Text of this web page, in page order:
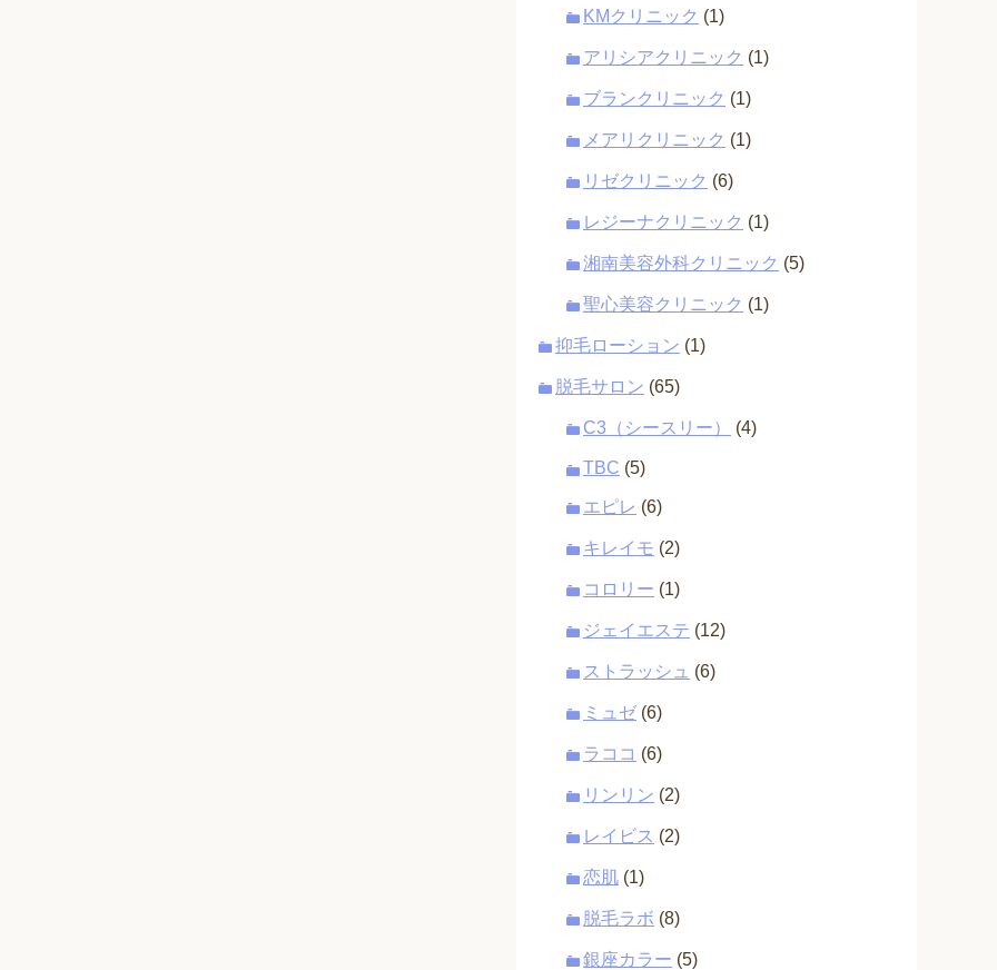
KMクリニック (1)
アリシアクリニック (1)
ブランクリニック (1)
メアリクリニック (1)
リゼクリニック (6)
レジーナクリニック (1)
湘南美容外科クリニック (5)
聖心美容クリニック (1)
抑毛ローション (1)
脱毛サロン (65)
C3（シースリー） (4)
TBC (5)
エピレ (6)
キレイモ (2)
コロリー (1)
ジェイエステ (12)
ストラッシュ (6)
ミュゼ (6)
ラココ (6)
リンリン (2)
レイビス (2)
恋肌 (1)
脱毛ラボ (8)
銀座カラー (5)